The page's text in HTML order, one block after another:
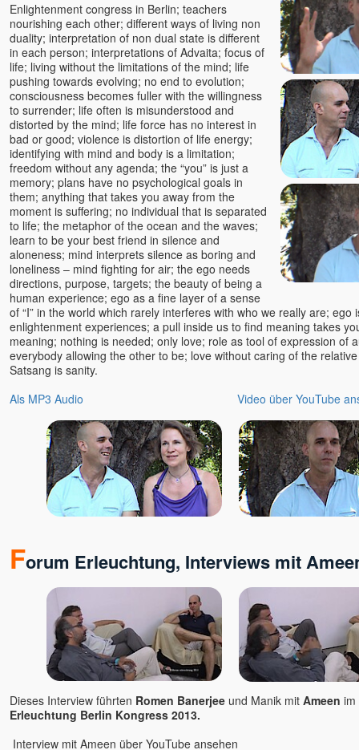
Gopal
Grace
Gurpreet
Hajo Michels - Kongresse
Scheinheilig!
Hans Steinke
Heinz Krug, Dr.
Helmut Charam Knüchel
HO
Ian Wolstenholme
Ilan Stephani
Ina Rudolph
Indira
Isaac Shapiro
Ivan Pietro
Jac O'Keeffe
Jayananda
Jeff Foster
Jens Marionette
Jörg Wedereit
John David
John de Ruiter
Jürgen Hummes - die
Spirebos
Karin Gerlach - Mayakarina
Karl Renz
Kerstin Landwehr
Lena Giger
Lino Heimild
Lisa Cairns
Ludmilla und Roland
Mada Dalian
Madhukar
Enlightenment congress in Berlin; teachers
nourishing each other; different ways of living non
duality; interpretation of non dual state is different
in each person; interpretations of Advaita; focus of
life; living without the limitations of the mind; life
pushing towards evolving; no end to evolution;
consciousness becomes fuller with the willingness
to surrender; life often is misunderstood and
distorted by the mind; life force has no interest in
bad or good; violence is distortion of life energy;
identifying with mind and body is a limitation;
freedom without any agenda; the “you” is just a
memory; plans have no psychological goals in
them; anything that takes you away from the
moment is suffering; no individual that is separated
to life; the metaphor of the ocean and the waves;
learn to be your best friend in silence and
aloneness; mind interprets silence as boring and
loneliness – mind fighting for air; the ego needs
directions, purpose, targets; the beauty of being a
human experience; ego as a fine layer of a sense
of “I” in the world which rarely interferes with who we really are; ego
enlightenment experiences; a pull inside us to find meaning takes
meaning; nothing is needed; only love; role as tool of expression of
everybody allowing the other to be; love without caring of the
Satsang is sanity.
Als MP3 Audio
Video über YouTube
Forum Erleuchtung, Interviews mit
Dieses Interview führten Romen Banerjee und Manik mit Ameen
Erleuchtung Berlin Kongress 2013.
Interview mit Ameen über YouTube ansehen